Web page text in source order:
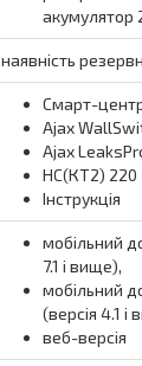
акумулятор
наявність
Смарт-
Ajax
Ajax
HC(КТ2) 220
Інструкція
мобільний
7.1 і вище),
мобільний
(версія 4.1 і
веб-версія